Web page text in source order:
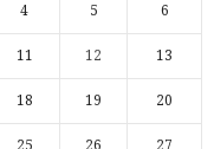
4 5 6
11 12 13
18 19 20
25 26 27